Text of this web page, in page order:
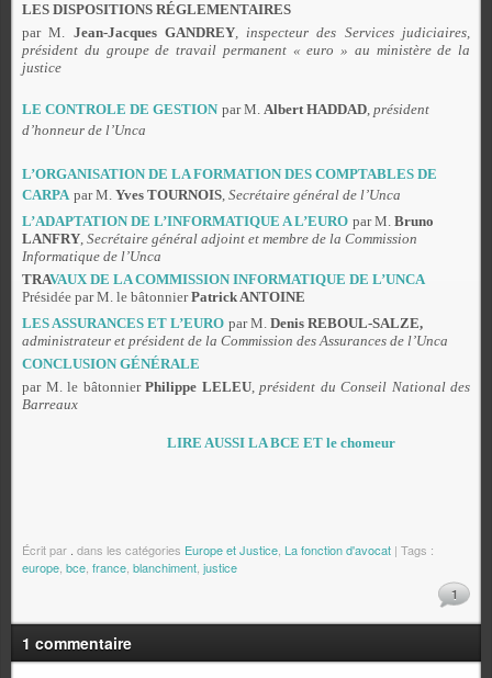
LES DISPOSITIONS RÉGLEMENTAIRES
par M. Jean-Jacques GANDREY, inspecteur des Services judiciaires,
président du groupe de travail permanent « euro » au ministère de la
justice
LE CONTROLE DE GESTION par M. Albert HADDAD, président
d’honneur de l’Unca
L’ORGANISATION DE LA FORMATION DES COMPTABLES DE
CARPA par M. Yves TOURNOIS, Secrétaire général de l’Unca
L’ADAPTATION DE L’INFORMATIQUE A L’EURO par M. Bruno
LANFRY, Secrétaire général adjoint et membre de la Commission
Informatique de l’Unca
TRAVAUX DE LA COMMISSION INFORMATIQUE DE L’UNCA
Présidée par M. le bâtonnierPatrick ANTOINE
LES ASSURANCES ET L’EURO par M. Denis REBOUL-SALZE,
administrateur et président de la Commission des Assurances de l’Unca
CONCLUSION GÉNÉRALE
par M. le bâtonnier Philippe LELEU, président du Conseil National des
Barreaux
LIRE AUSSI LA BCE ET le chomeur
Écrit par dans les catégories Europe et Justice La fonction d'avocat | Tags :
europe bce france blanchiment justice
1
1 commentaire